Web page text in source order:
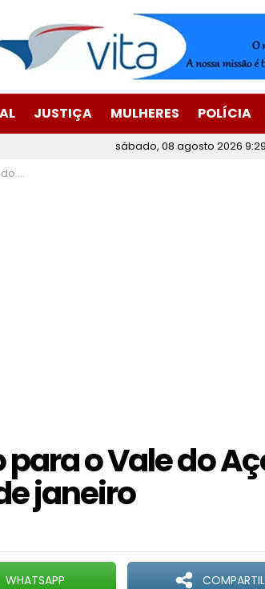
JUSTIÇA MULHERES POLÍCIA
sábado, 08 agosto 2026 9:29
o Vale do
janeiro
WHATSAPP